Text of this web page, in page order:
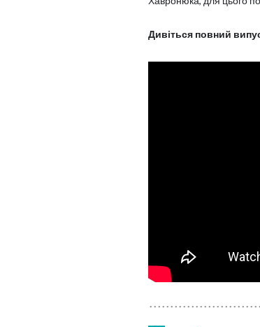
Дивіться повний